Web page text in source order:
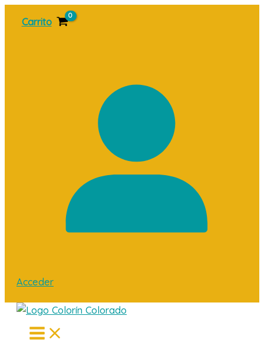
Carrito
Acceder
Main
Menu